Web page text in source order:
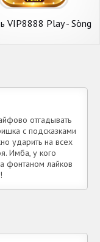
VIP8888 Play - Sòng
отгадывать
с подсказками
ударить на всех
Имба, у кого
фонтаном лайков